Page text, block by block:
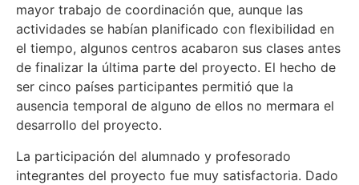
mayor trabajo de coordinación que, aunque las
actividades se habían planificado con flexibilidad en
el tiempo, algunos centros acabaron sus clases antes
de finalizar la última parte del proyecto. El hecho de
ser cinco países participantes permitió que la
ausencia temporal de alguno de ellos no mermara el
desarrollo del proyecto.
La participación del alumnado y profesorado
integrantes del proyecto fue muy satisfactoria. Dado